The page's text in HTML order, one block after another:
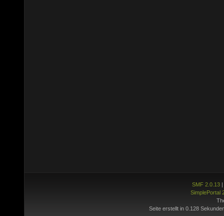
SMF 2.0.13|
SimplePortal
Seite erstellt in 0.128